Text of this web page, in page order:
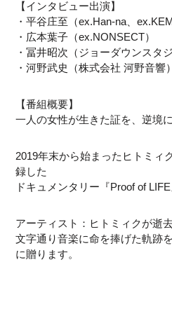
【インタビュー出演】
・平谷庄至（ex.Han-na、
・広本葉子（ex.NONSECT）
・冨井昭次（ジョーダウンスタジ
・河野武史（株式会社 河野音響）
【番組概要】
一人の女性が生きた証を、逆境
2019年末から始まったヒトミィ
録した
ドキュメンタリー『Proof of LIFE
アーティスト：ヒトミィクが逝
文字通り音楽に命を捧げた軌跡
に贈ります。